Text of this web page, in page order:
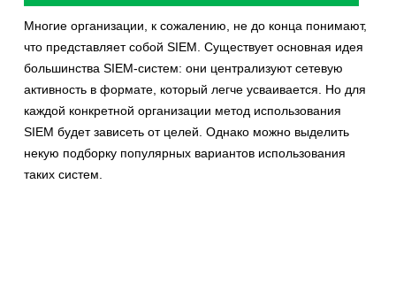
Многие организации, к сожалению, не до конца понимают,
что представляет собой SIEM. Существует основная идея
большинства SIEM-систем: они централизуют сетевую
активность в формате, который легче усваивается. Но для
каждой конкретной организации метод использования
SIEM будет зависеть от целей. Однако можно выделить
некую подборку популярных вариантов использования
таких систем.